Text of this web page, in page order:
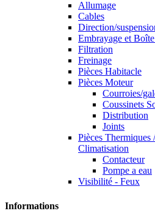
Allumage
Cables
Direction/
Embrayage et
Filtration
Freinage
Pièces Habitacle
Pièces Moteur
Courroies/
Coussinets
Distribution
Joints
Pièces Thermiques
Climatisation
Contacteur
Pompe a eau
Visibilité - Feux
Informations